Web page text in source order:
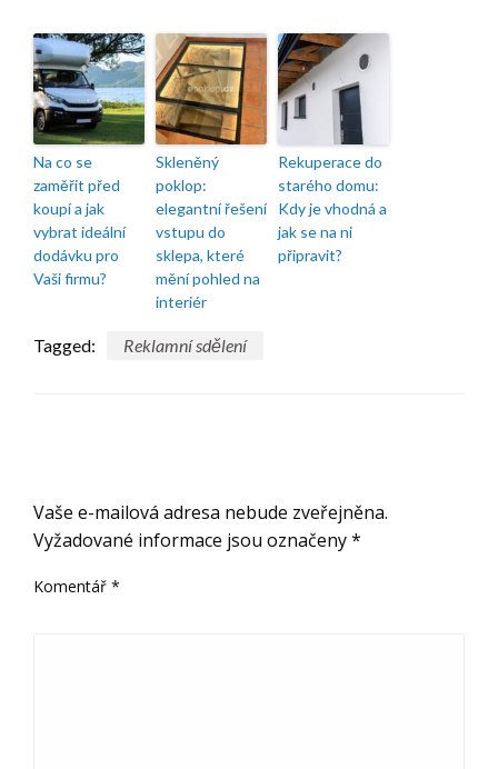
Na co se
zaměřit před
koupí a jak
vybrat ideální
dodávku pro
Vaši firmu?
Skleněný
poklop:
elegantní řešení
vstupu do
sklepa, které
mění pohled na
interiér
Rekuperace do
starého domu:
Kdy je vhodná a
jak se na ni
připravit?
Tagged: Reklamní sdělení
Vaše e-mailová adresa nebude zveřejněna.
Vyžadované informace jsou označeny*
Komentář *